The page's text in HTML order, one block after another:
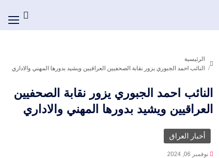
الرئيسية
النائب احمد الجبوري يزور نقابة الصحفيين العراقيين ويشيد بدورها المهني والاداري
النائب احمد الجبوري يزور نقابة الصحفيين
العراقيين ويشيد بدورها المهني والاداري
أخبار العراق
نوفمبر 06, 2024